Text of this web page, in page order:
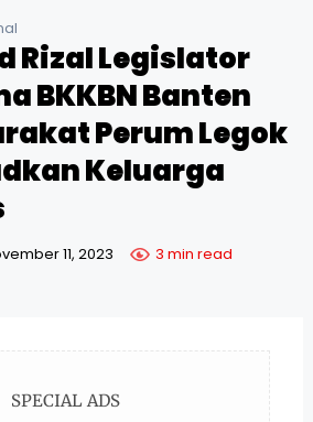
Rizal Legislator
BKKBN Banten
Perum Legok
Keluarga
11, 2023 3 min read
SPECIAL ADS